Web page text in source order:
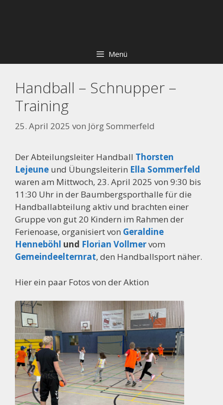
Menü
Handball – Schnupper –
Training
25. April 2025 von Jörg Sommerfeld
Der Abteilungsleiter Handball Thorsten
Lejeune und Übungsleiterin Ella Sommerfeld
waren am Mittwoch, 23. April 2025 von 9:30 bis
11:30 Uhr in der Baumbergsporthalle für die
Handballabteilung aktiv und brachten einer
Gruppe von gut 20 Kindern im Rahmen der
Ferienoase, organisiert von Geraldine
Henneböhl und Florian Vollmervom
Gemeindeelternrat, den Handballsport näher.
Hier ein paar Fotos von der Aktion